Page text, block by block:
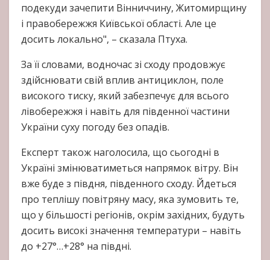
подекуди зачепити Вінниччину, Житомирщину
і правобережжя Київської області. Але це
досить локально", – сказала Птуха.
За її словами, водночас зі сходу продовжує
здійснювати свій вплив антициклон, поле
високого тиску, який забезпечує для всього
лівобережжя і навіть для південної частини
України суху погоду без опадів.
Експерт також наголосила, що сьогодні в
Україні змінюватиметься напрямок вітру. Він
вже буде з півдня, південного сходу. Йдеться
про теплішу повітряну масу, яка зумовить те,
що у більшості регіонів, окрім західних, будуть
досить високі значення температури – навіть
до +27°…+28° на півдні.